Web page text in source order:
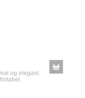
og elegant